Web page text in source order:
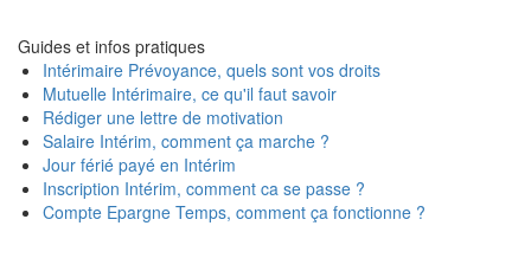
Guides et infos pratiques
Intérimaire Prévoyance, quels sont vos droits
Mutuelle Intérimaire, ce qu'il faut savoir
Rédiger une lettre de motivation
Salaire Intérim, comment ça marche ?
Jour férié payé en Intérim
Inscription Intérim, comment ca se passe ?
Compte Epargne Temps, comment ça fonctionne ?